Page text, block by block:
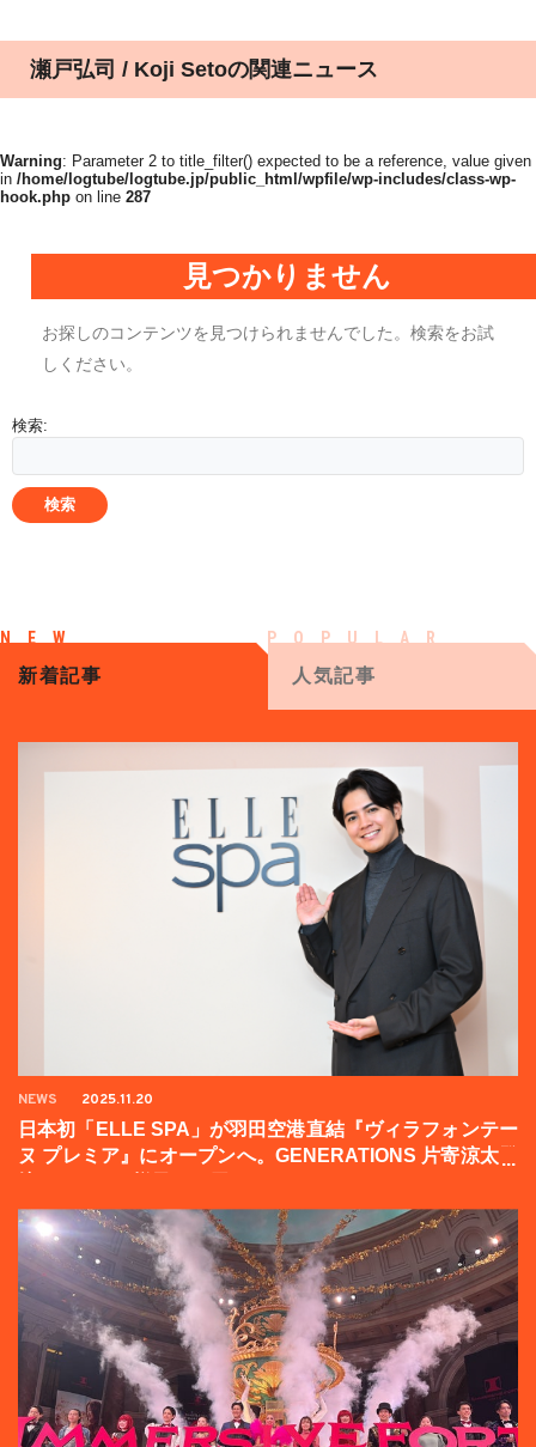
瀬戸弘司 / Koji Setoの関連ニュース
Warning: Parameter 2 to title_filter() expected to be a reference, value given
in /home/logtube/logtube.jp/public_html/wpfile/wp-includes/class-wp-
hook.php on line 287
見つかりません
お探しのコンテンツを見つけられませんでした。検索をお試
しください。
検索:
新着記事 人気記事
NEWS 2025.11.20
日本初「ELLE SPA」が羽田空港直結『ヴィラフォンテー
ヌ プレミア』にオープンへ。GENERATIONS 片寄涼太登